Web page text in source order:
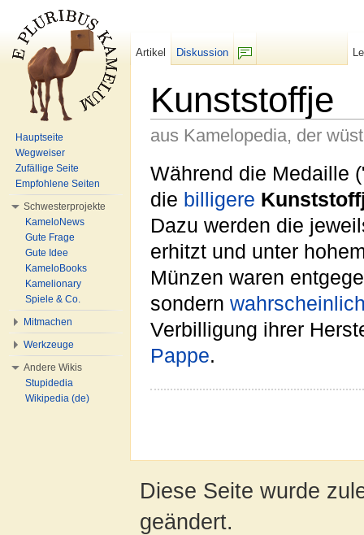
Kunststoffje
aus Kamelopedia, der
Während die Medaille
die billigere
Dazu werden die
erhitzt und unter
Münzen waren
sondern
Verbilligung ihrer
Pappe.
Artikel
Diskussion
Hauptseite
Wegweiser
Zufällige Seite
Empfohlene Seiten
Schwesterprojekte
KameloNews
Gute Frage
Gute Idee
KameloBooks
Kamelionary
Spiele & Co.
Mitmachen
Werkzeuge
Andere Wikis
Stupidedia
Wikipedia (de)
Diese Seite wurde
geändert.